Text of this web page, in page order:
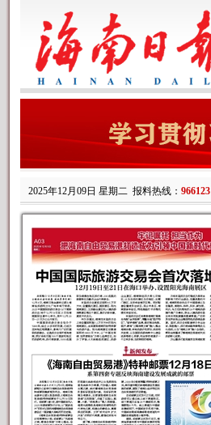
2025年12月09日 星期二 报料热线： 966123